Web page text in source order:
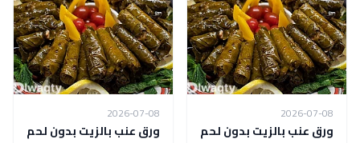
2026-07-08
ورق عنب بالزيت بدون لحم
2026-07-08
ورق عنب بالزيت بدون لحم